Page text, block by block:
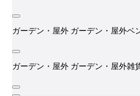
ガーデン・屋外 ガーデン・屋外ベ
ガーデン・屋外 ガーデン・屋外雑